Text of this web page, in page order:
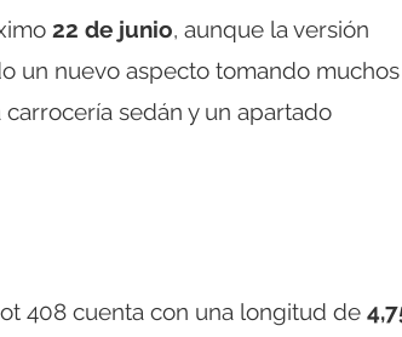
22 de junio, aunque la versión
un nuevo aspecto tomando
sedán y un apartado
408 cuenta con una longitud de